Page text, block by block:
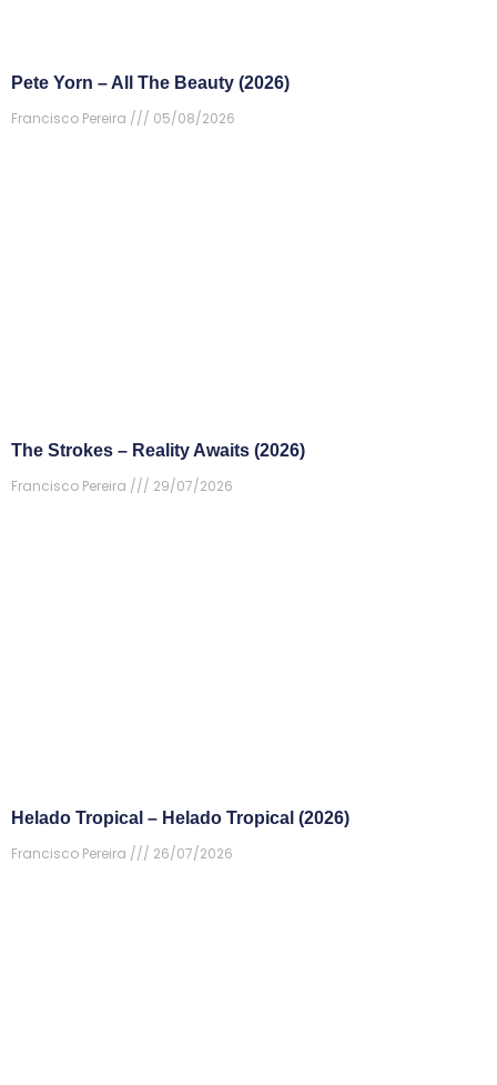
Pete Yorn – All The Beauty (2026)
Francisco Pereira
05/08/2026
The Strokes – Reality Awaits (2026)
Francisco Pereira
29/07/2026
Helado Tropical – Helado Tropical (2026)
Francisco Pereira
26/07/2026